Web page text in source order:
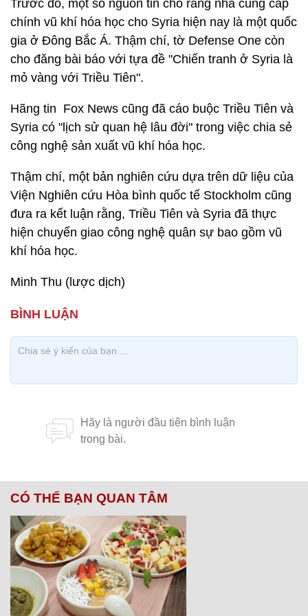
Trước đó, một số nguồn tin cho rằng nhà cung cấp
chính vũ khí hóa học cho Syria hiện nay là một quốc
gia ở Đông Bắc Á. Thậm chí, tờ Defense One còn
cho đăng bài báo với tựa đề "Chiến tranh ở Syria là
mỏ vàng với Triều Tiên".
Hãng tin Fox News cũng đã cáo buộc Triều Tiên và
Syria có "lịch sử quan hệ lâu đời" trong việc chia sẻ
công nghệ sản xuất vũ khí hóa học.
Thậm chí, một bản nghiên cứu dựa trên dữ liệu của
Viện Nghiên cứu Hòa bình quốc tế Stockholm cũng
đưa ra kết luận rằng, Triều Tiên và Syria đã thực
hiện chuyển giao công nghệ quân sự bao gồm vũ
khí hóa học.
Minh Thu (lược dịch)
CÓ THỂ BẠN QUAN TÂM